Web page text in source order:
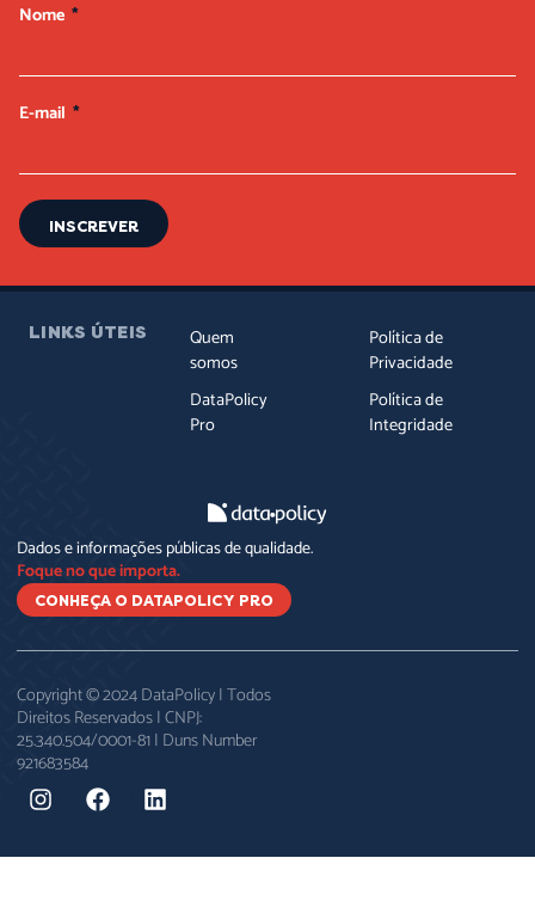
Nome
E-mail
INSCREVER
LINKS ÚTEIS
Quem
somos
DataPolicy
Pro
Política de
Privacidade
Política de
Integridade
Dados e informações públicas de qualidade.
Foque no que importa.
CONHEÇA O DATAPOLICY PRO
Copyright © 2024 DataPolicy | Todos
Direitos Reservados | CNPJ:
25.340.504/0001-81 | Duns Number
921683584